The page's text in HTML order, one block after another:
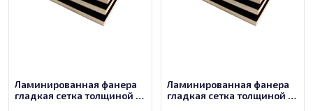
Ламинированная фанера
гладкая сетка толщиной 15
Ламинированная фанера
гладкая сетка толщиной 18